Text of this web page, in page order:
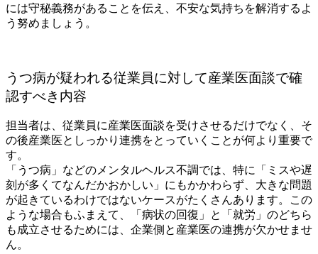
には守秘義務があることを伝え、不安な気持ちを解消するよ
う努めましょう。
うつ病が疑われる従業員に対して産業医面談で確
認すべき内容
担当者は、従業員に産業医面談を受けさせるだけでなく、そ
の後産業医としっかり連携をとっていくことが何より重要で
す。
「うつ病」などのメンタルヘルス不調では、特に「ミスや遅
刻が多くてなんだかおかしい」にもかかわらず、大きな問題
が起きているわけではないケースがたくさんあります。この
ような場合もふまえて、「病状の回復」と「就労」のどちら
も成立させるためには、企業側と産業医の連携が欠かせませ
ん。